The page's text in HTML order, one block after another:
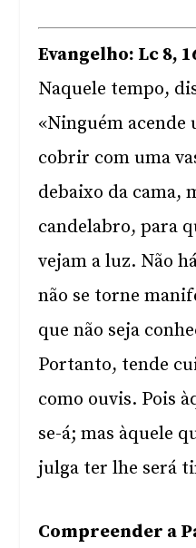
Evangelho: Lc 8,
Naquele tempo,
«Ninguém acende
cobrir com uma
debaixo da cama,
candelabro, para
vejam a luz. Não
não se torne
que não seja
Portanto, tende
como ouvis. Pois
se-á; mas àquele
julga ter lhe será
Compreender a